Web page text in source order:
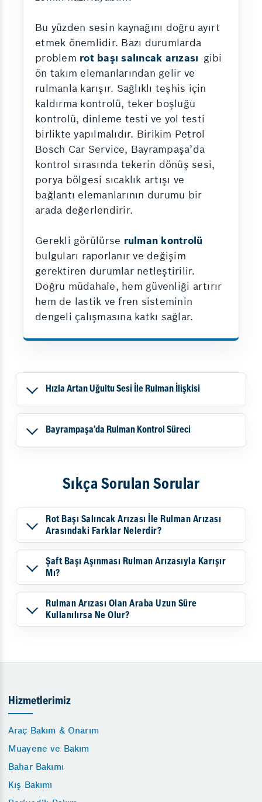
Bu yüzden sesin kaynağını doğru ayırt
etmek önemlidir. Bazı durumlarda
problem rot başı salıncak arızası gibi
ön takım elemanlarından gelir ve
rulmanla karışır. Sağlıklı teşhis için
kaldırma kontrolü, teker boşluğu
kontrolü, dinleme testi ve yol testi
birlikte yapılmalıdır. Birikim Petrol
Bosch Car Service, Bayrampaşa’da
kontrol sırasında tekerin dönüş sesi,
porya bölgesi sıcaklık artışı ve
bağlantı elemanlarının durumu bir
arada değerlendirir.
Gerekli görülürse rulman kontrolü
bulguları raporlanır ve değişim
gerektiren durumlar netleştirilir.
Doğru müdahale, hem güvenliği artırır
hem de lastik ve fren sisteminin
dengeli çalışmasına katkı sağlar.
Hızla Artan Uğultu Sesi İle Rulman İlişkisi
Bayrampaşa’da Rulman Kontrol Süreci
Sıkça Sorulan Sorular
Rot Başı Salıncak Arızası İle Rulman Arızası
Arasındaki Farklar Nelerdir?
Şaft Başı Aşınması Rulman Arızasıyla Karışır
Mı?
Rulman Arızası Olan Araba Uzun Süre
Kullanılırsa Ne Olur?
Hizmetlerimiz
Araç Bakım & Onarım
Muayene ve Bakım
Bahar Bakımı
Kış Bakımı